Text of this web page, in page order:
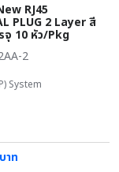
RJ45
PLUG 2 Layer สี
จุ 10 หัว/Pkg
2
System
าท